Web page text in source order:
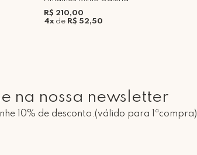
R$ 210,00
4xde R$ 52,50
na nossa newsletter
10% de desconto.(válido para 1ªcompra)